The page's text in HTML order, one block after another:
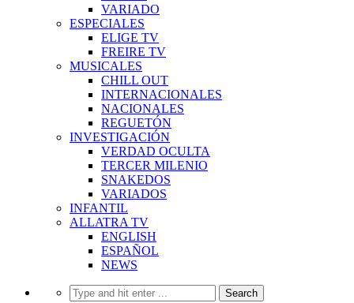
VARIADO
ESPECIALES
ELIGE TV
FREIRE TV
MUSICALES
CHILL OUT
INTERNACIONALES
NACIONALES
REGUETÓN
INVESTIGACIÓN
VERDAD OCULTA
TERCER MILENIO
SNAKEDOS
VARIADOS
INFANTIL
ALLATRA TV
ENGLISH
ESPAÑOL
NEWS